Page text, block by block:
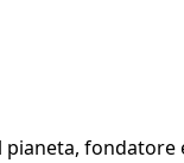
fondatore